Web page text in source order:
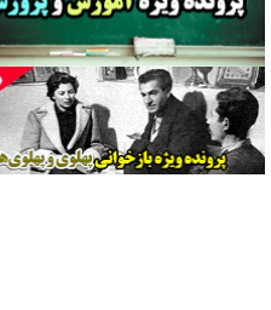
جراحی‌های زیبایی با مدرک فوق‌دیپلم! + گفت‌وگو
با متهم
گفت‌وگو با همسر یکی از شهدای جنگ رمضان/
پیکر بی‌سر شهید را از انگشت‌های پا شناسایی کردیم
نسلی که آنلاین الگو می‌گیرد
گفت‌وگو با آیت‌الله جاودان/ جفای مخالفان مکانت